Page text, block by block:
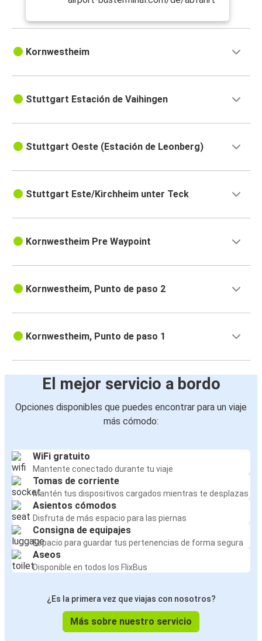
Kornwestheim
Stuttgart Estación de Vaihingen
Stuttgart Oeste (Estación de Leonberg)
Stuttgart Este/Kirchheim unter Teck
Kornwestheim Pre Waypoint
Kornwestheim, Punto de paso 2
Kornwestheim, Punto de paso 1
El mejor servicio a bordo
Opciones disponibles que puedes encontrar para un viaje
más cómodo:
WiFi gratuito
Mantente conectado durante tu viaje
Tomas de corriente
Mantén tus dispositivos cargados mientras te desplazas
Asientos cómodos
Disfruta de más espacio para las piernas
Consigna de equipajes
Espacio para guardar tus pertenencias de forma segura
Aseos
Disponible en todos los FlixBus
¿Es la primera vez que viajas con nosotros?
Más sobre nuestro servicio